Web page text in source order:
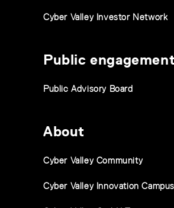
Cyber Valley Investor Network
Public
Public Advisory Board
About
Cyber Valley Community
Cyber Valley Innovation